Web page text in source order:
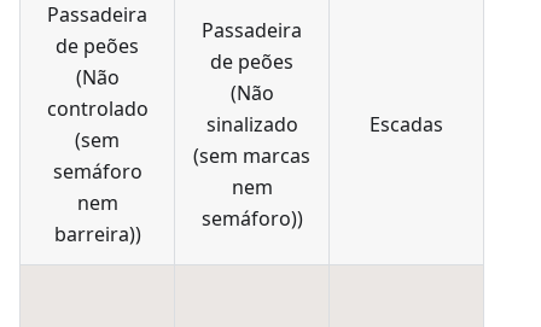
Passadeira
de peões
(Não
controlado
(sem
semáforo
nem
barreira))
Passadeira
de peões
(Não
sinalizado
(sem marcas
nem
semáforo))
Escadas